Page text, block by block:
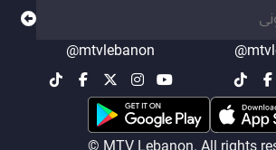
@mtvlebanon
© MTV Lebanon. All rights